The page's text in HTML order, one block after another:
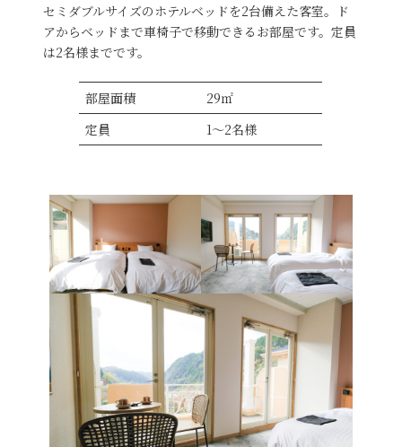
セミダブルサイズのホテルベッドを2台備えた客室。ド
アからベッドまで車椅子で移動できるお部屋です。定員
は2名様までです。
部屋面積
29㎡
定員
1〜2名様